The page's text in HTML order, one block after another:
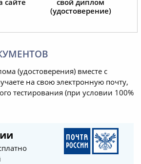
(удостоверение)
(удостоверения) вместе с
на свою электронную почту,
тестирования (при условии 100%